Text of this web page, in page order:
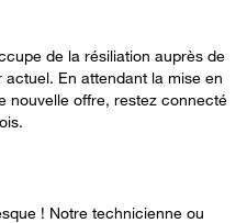
de la résiliation auprès de
actuel. En attendant la mise en
nouvelle offre, restez connecté
! Notre technicienne ou